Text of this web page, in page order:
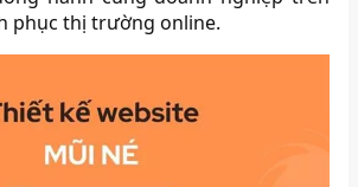
phục thị trường online.